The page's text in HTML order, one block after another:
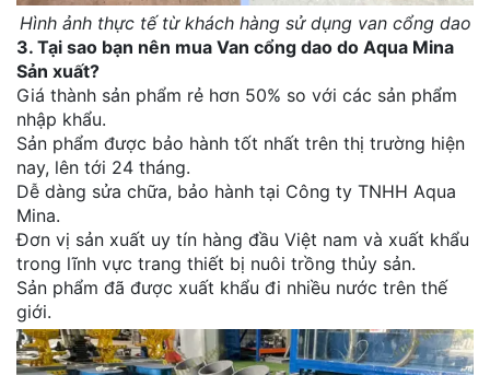
Hình ảnh thực tế từ khách hàng sử dụng van cổng dao
3. Tại sao bạn nên mua Van cổng dao do Aqua Mina
Sản xuất?
Giá thành sản phẩm rẻ hơn 50% so với các sản phẩm
nhập khẩu.
Sản phẩm được bảo hành tốt nhất trên thị trường hiện
nay, lên tới 24 tháng.
Dễ dàng sửa chữa, bảo hành tại Công ty TNHH Aqua
Mina.
Đơn vị sản xuất uy tín hàng đầu Việt nam và xuất khẩu
trong lĩnh vực trang thiết bị nuôi trồng thủy sản.
Sản phẩm đã được xuất khẩu đi nhiều nước trên thế
giới.